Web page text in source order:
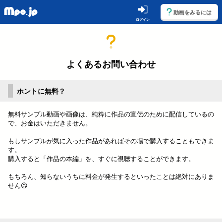
ログイン
動画をみるには
よくあるお問い合わせ
ホントに無料？
無料サンプル動画や画像は、純粋に作品の宣伝のために配信しているの
で、お金はいただきません。
もしサンプルが気に入った作品があればその場で購入することもできま
す。
購入すると「作品の本編」を、すぐに視聴することができます。
もちろん、知らないうちに料金が発生するといったことは絶対にありま
せん😉